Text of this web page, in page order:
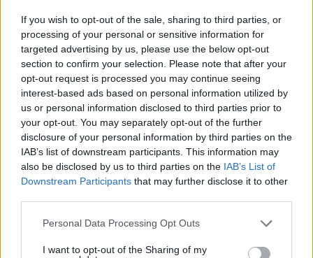
If you wish to opt-out of the sale, sharing to third parties, or
processing of your personal or sensitive information for
targeted advertising by us, please use the below opt-out
section to confirm your selection. Please note that after your
opt-out request is processed you may continue seeing
interest-based ads based on personal information utilized by
us or personal information disclosed to third parties prior to
your opt-out. You may separately opt-out of the further
disclosure of your personal information by third parties on the
IAB’s list of downstream participants. This information may
also be disclosed by us to third parties on the IAB’s List of
Downstream Participants that may further disclose it to other
Please note that this website/app uses one or more Google
not limited to your visit or usage behaviour. You may click to
Personal Data Processing Opt Outs
I want to opt-out of the Sharing of my
Βρε παιδια πειτε μου πια ειναι η λογικη οταν κατι που
ειπαν οτι σε προστατευει να διαρκει τοσο λίγο και να
σου λενε με το ζορι παρτο και συνεχισε το.Η
διαρκεια του κανεναν δεν προβληματίζει?
ΑΠΑΝΤΗΣΗ
Πολύ σωστό το μέτρο!!
22.12.2021, 22:48
Καθότι ο ψεκασμός δεν είναι συμβατός με την
ιατρική ιδιότητα! Οποιος το βλέπει διαφορετικά...ας
βρει έναν άθεο παπά να τον διαβάσει!
ΑΠΑΝΤΗΣΗ